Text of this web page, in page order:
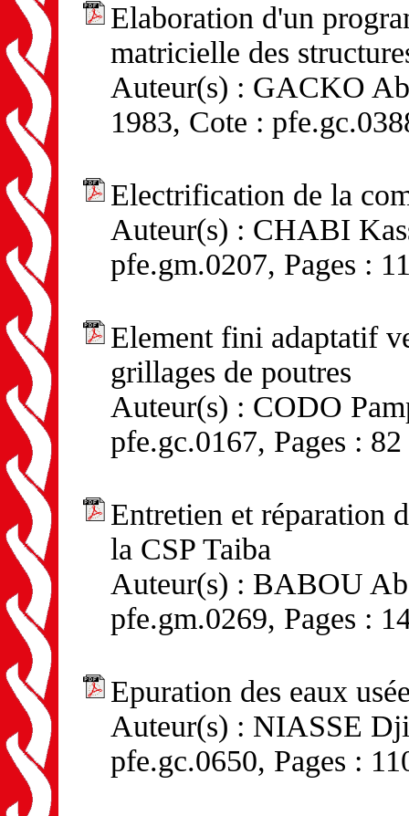
Elaboration d'un
matricielle des
Auteur(s) : GACKO
1983, Cote :
Electrification de la
Auteur(s) : CHABI
pfe.gm.0207, Pages :
Element fini adaptatif
grillages de poutres
Auteur(s) : CODO
pfe.gc.0167, Pages : 82
Entretien et réparation
la CSP Taiba
Auteur(s) : BABOU
pfe.gm.0269, Pages :
Epuration des eaux
Auteur(s) : NIASSE
pfe.gc.0650, Pages :